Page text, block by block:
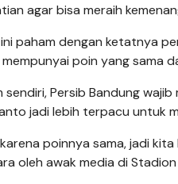
agar bisa meraih
paham dengan ketatnya
poin yang sama
Persib Bandung
jadi lebih terpacu untuk
poinnya sama, jadi
oleh awak media di